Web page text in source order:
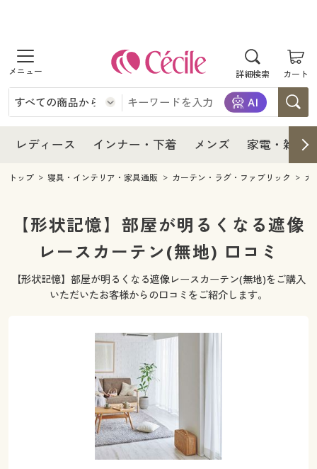
詳細検索 カート
商品を探す
レディース
レディースファッション
女性下着
インナー・下着
インナー・下着通販すべて
女性下着
メンズ下着
ジュニア・ティーンズ下着
メンズ
メンズ通販すべて
メンズファッション
メンズ下着
家電・雑貨
家電・雑貨すべて
キッチン・雑貨・日用品
寝具・インテリア・家具
寝具・インテリア・家具通販すべて
カーテン・ラグ・ファブリック
美容・健康
美容・健康通販すべて
美容・健康・サプリメント
制服・スクール
制服・スクールすべて
ジュニア・ティーンズ下着
大きいサイズ通販すべて
大きいサイズ レディース服
レディース インナー・下着 メンズ 家電・雑貨
レディース
レディース通販すべて
レディースファッション
インナー・下着
インナー・下着通販すべて
ジュニア・ティーンズ下着
メンズ
メンズ下着
キッチン・雑貨・日用品
寝具・インテリア・家具通販すべて
家具・収納
カーテン・ラグ・ファブリック
美容・健康
美容・健康通販すべて
制服・スクール
ジュニア・ティーンズ下着
大きいサイズ レディース服
大きいサイズ レディース下着
シークレットセール
商品カテゴリ一覧
トップ 寝具・インテリア・家具通販 カーテン・ラグ・ファブリック カ
【形状記憶】部屋が明るくなる遮像
レースカーテン(無地) 口コミ
【形状記憶】部屋が明るくなる遮像レースカーテン(無地)をご購入
いただいたお客様からの口コミをご紹介します。